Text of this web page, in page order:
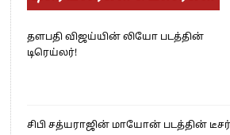
தளபதி விஜய்யின் லியோ படத்தின்
டிரெய்லர்!
சிபி சத்யராஜின் மாயோன் படத்தின் டீசர்